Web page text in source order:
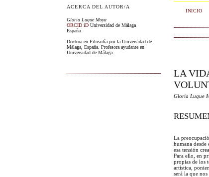
ACERCA DEL AUTOR/A
Gloria Luque Moya
ORCID iD Universidad de Málaga
España
Doctora en Filosofía por la Universidad de
Málaga, España. Profesora ayudante en
Universidad de Málaga.
INICIO
LA
Gloria Luque
La
humana
esa tensión
Para ello, en
propias de los
artística,
será la que